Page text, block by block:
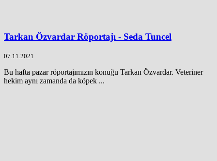
Tarkan Özvardar Röportajı - Seda Tuncel
07.11.2021
Bu hafta pazar röportajımızın konuğu Tarkan Özvardar. Veteriner
hekim aynı zamanda da köpek ...